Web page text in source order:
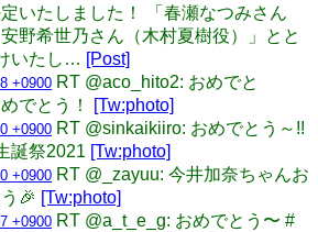
いたしました！ 「春瀬なつみさん
安野希世乃さん（木村夏樹役）」とと
いたし… [Post]
+0900 RT @aco_hito2: おめでと
でとう！
[Tw:photo]
+0900 RT @sinkaikiiro: おめでとう～!!
誕祭2021 [Tw:photo]
+0900 RT @_zayuu: 今井加奈ちゃんお
🎉 [Tw:photo]
+0900 RT @a_t_e_g: おめでとう〜 #